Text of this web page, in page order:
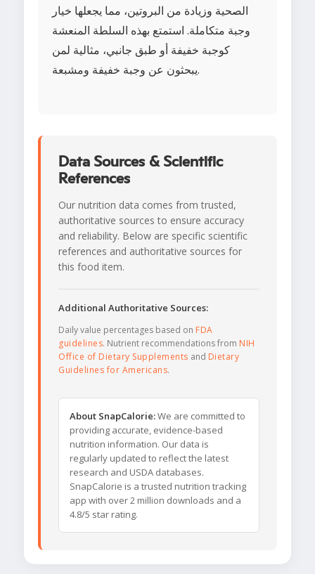
الصحية وزيادة من البروتين، مما يجعلها خيار
وجبة متكاملة. استمتع بهذه السلطة المنعشة
كوجبة خفيفة أو طبق جانبي، مثالية لمن
يبحثون عن وجبة خفيفة ومشبعة.
Data Sources & Scientific
References
Our nutrition data comes from trusted,
authoritative sources to ensure accuracy
and reliability. Below are specific scientific
references and authoritative sources for
this food item.
Additional Authoritative Sources:
Daily value percentages based on FDA
guidelines. Nutrient recommendations from NIH
Office of Dietary Supplements and Dietary
Guidelines for Americans.
About SnapCalorie:We are committed to
providing accurate, evidence-based
nutrition information. Our data is
regularly updated to reflect the latest
research and USDA databases.
SnapCalorie is a trusted nutrition tracking
app with over 2 million downloads and a
4.8/5 star rating.